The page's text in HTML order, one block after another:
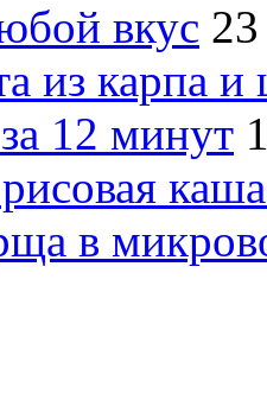
вкус
из карпа
12 минут
в